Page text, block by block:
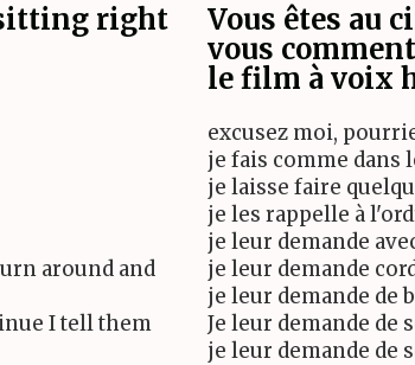
sitting right
Vous êtes au
vous
le film à voix
around and
I tell them
excusez moi,
je fais comme dans
je laisse faire
je les rappelle à
je leur demande
je leur demande
je leur demande de
Je leur demande de
je leur demande de